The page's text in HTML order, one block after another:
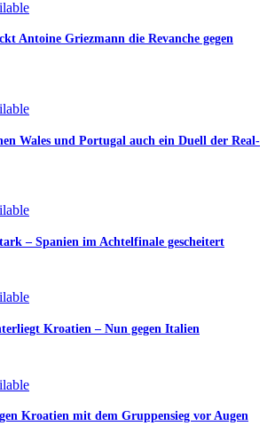
Antoine Griezmann die Revanche gegen
Wales und Portugal auch ein Duell der Real-
– Spanien im Achtelfinale gescheitert
Kroatien – Nun gegen Italien
Kroatien mit dem Gruppensieg vor Augen